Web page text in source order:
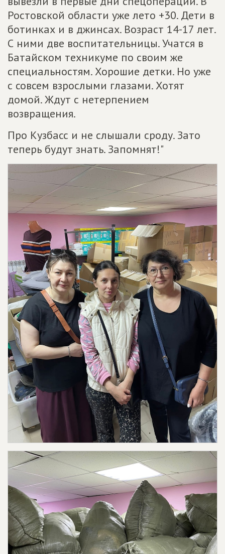
Ростовской области уже лето +30. Дети в
ботинках и в джинсах. Возраст 14-17 лет.
С ними две воспитательницы. Учатся в
Батайском техникуме по своим же
специальностям. Хорошие детки. Но уже
с совсем взрослыми глазами. Хотят
домой. Ждут с нетерпением
возвращения.
Про Кузбасс и не слышали сроду. Зато
теперь будут знать. Запомнят!"